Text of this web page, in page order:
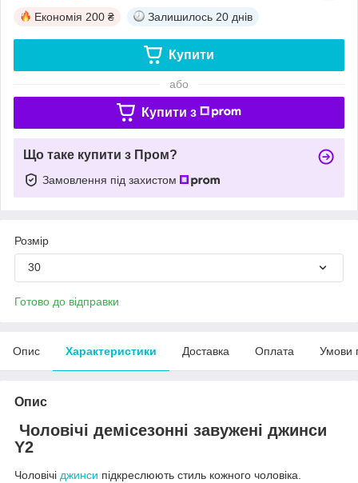
Економія 200 ₴ Залишилось 20 днів
Купити
або
Купити з
Що таке купити з Пром?
Замовлення під захистом
Розмір
30
Готово до відправки
Опис Характеристики Доставка Оплата Умови
Опис
Чоловічі демісезонні завужені джинси
Y2
Чоловічі джинси підкреслюють стиль кожного чоловіка.